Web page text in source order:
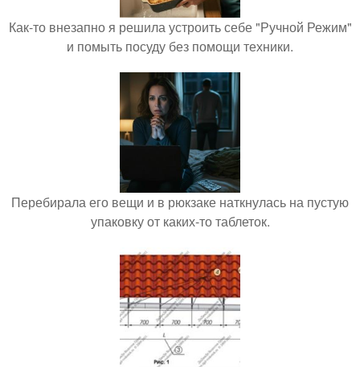
Как-то внезапно я решила устроить себе "Ручной Режим"
и помыть посуду без помощи техники.
Перебирала его вещи и в рюкзаке наткнулась на пустую
упаковку от каких-то таблеток.